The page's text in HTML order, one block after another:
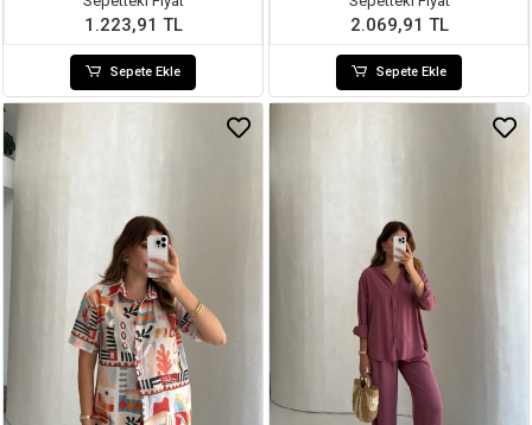
1.223,91 TL
Sepete Ekle
2.069,91 TL
Sepete Ekle